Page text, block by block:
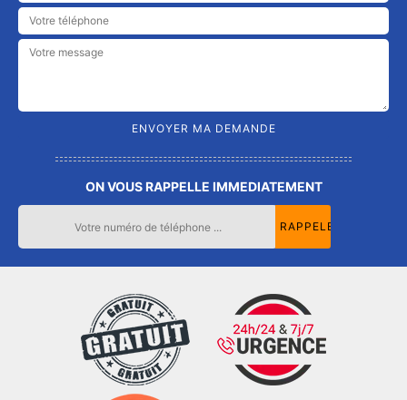
ON VOUS RAPPELLE IMMEDIATEMENT